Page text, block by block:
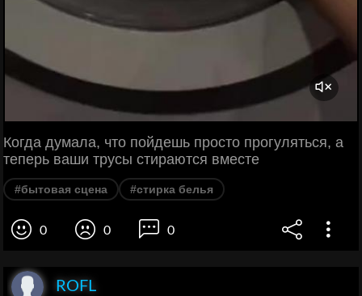
Когда думала, что пойдешь просто прогуляться, а
теперь ваши трусы стираются вместе
#бытовая сцена #стирка белья
0 0 0
ROFL